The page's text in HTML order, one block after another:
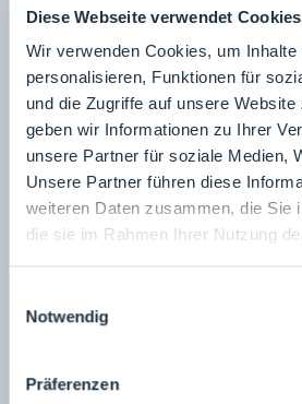
Diese Webseite verwendet Cookies
Wir verwenden Cookies, um Inhalte
personalisieren, Funktionen für
und die Zugriffe auf unsere
geben wir Informationen zu Ihrer
unsere Partner für soziale Medien,
Unsere Partner führen diese
weiteren Daten zusammen, die Sie
die sie im Rahmen Ihrer Nutzung
Notwendig
Präferenzen
Howatherm Honors Ten Long-